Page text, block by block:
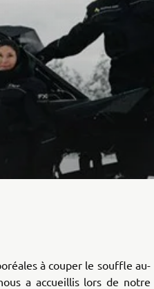
à couper le souffle au-
a accueillis lors de notre